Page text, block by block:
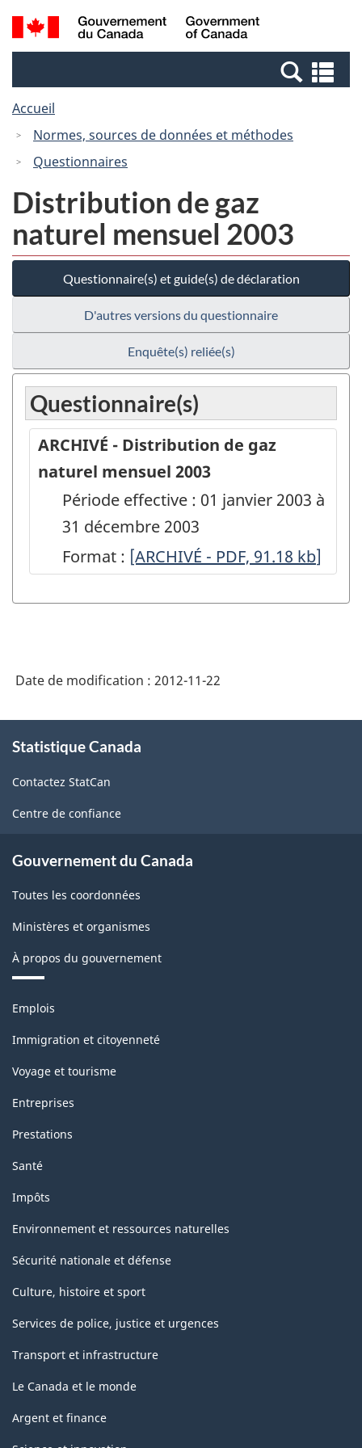
Passer
au
Passer
à
Canada
Recherche
et
et
Accueil
Normes, sources de données et méthodes
Questionnaires
Distribution de gaz
naturel mensuel 2003
Questionnaire(s) et guide(s) de déclaration
D'autres versions du questionnaire
Enquête(s) reliée(s)
Questionnaire(s)
ARCHIVÉ - Distribution de gaz
naturel mensuel 2003
Période effective : 01 janvier 2003 à
31 décembre 2003
Format : ARCHIVÉ
Distribution
naturel
mensuel
2003
PDF,
[ARCHIVÉ - PDF, 91.18 kb]
Date de modification : 2012-11-22
propos
ce
site
Statistique Canada
Contactez StatCan
Centre de confiance
Gouvernement du Canada
Toutes les coordonnées
Ministères et organismes
À propos du gouvernement
Thèmes
sujets
Emplois
Immigration et citoyenneté
Voyage et tourisme
Entreprises
Prestations
Santé
Impôts
Environnement et ressources naturelles
Sécurité nationale et défense
Culture, histoire et sport
Services de police, justice et urgences
Transport et infrastructure
Le Canada et le monde
Argent et finance